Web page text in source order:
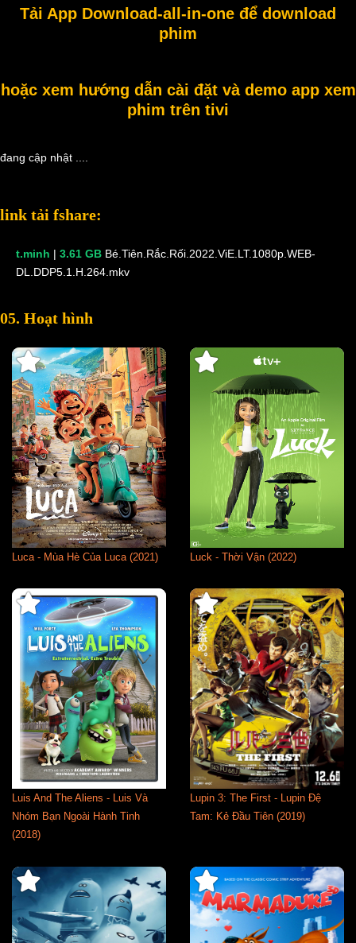
Tải App Download-all-in-one để download
phim
hoặc xem hướng dẫn cài đặt và demo app xem
phim trên tivi
đang cập nhật ....
link tải fshare:
t.minh | 3.61 GBBé.Tiên.Rắc.Rối.2022.ViE.LT.1080p.WEB-
DL.DDP5.1.H.264.mkv
05. Hoạt hình
Luca - Mùa Hè Của Luca (2021) Luck - Thời Vận (2022)
Luis And The Aliens - Luis Và
Nhóm Bạn Ngoài Hành Tinh
(2018)
Lupin 3: The First - Lupin Đệ
Tam: Kẻ Đầu Tiên (2019)